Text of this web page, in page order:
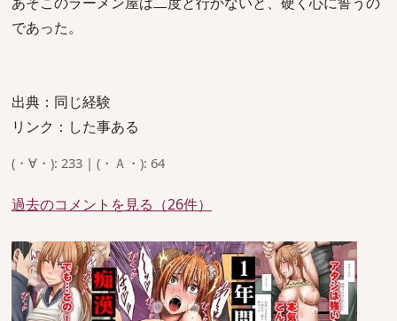
であった。
出典：同じ経験
リンク：した事ある
(・∀・): 233 | (・Ａ・): 64
過去のコメントを見る（26件）